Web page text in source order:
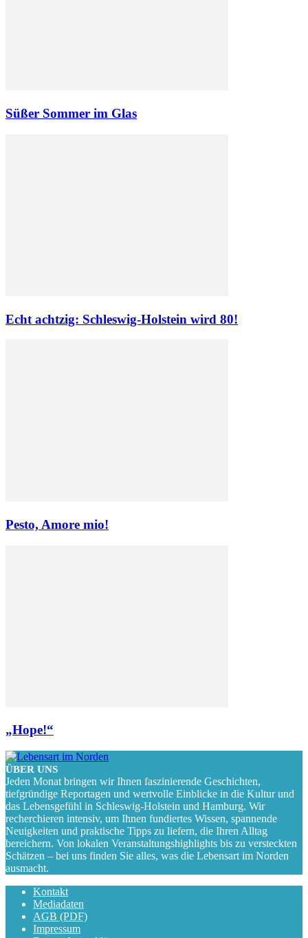
Süßer Sommer im Glas
Echt achtzig: Schleswig-Holstein wird 80!
Pesto, Amore mio!
„Hope!“
ÜBER UNS
Jeden Monat bringen wir Ihnen faszinierende Geschichten,
tiefgründige Reportagen und wertvolle Einblicke in die Kultur und
das Lebensgefühl in Schleswig-Holstein und Hamburg. Wir
recherchieren intensiv, um Ihnen fundiertes Wissen, spannende
Neuigkeiten und praktische Tipps zu liefern, die Ihren Alltag
bereichern. Von lokalen Veranstaltungshighlights bis zu versteckten
Schätzen – bei uns finden Sie alles, was die Lebensart im Norden
ausmacht.
Kontakt
Mediadaten
AGB (PDF)
Impressum